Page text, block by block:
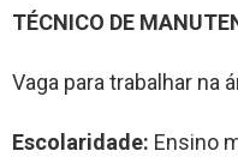
TÉCNICO DE M
Vaga para trabalhar na
Escolaridade: Ensino